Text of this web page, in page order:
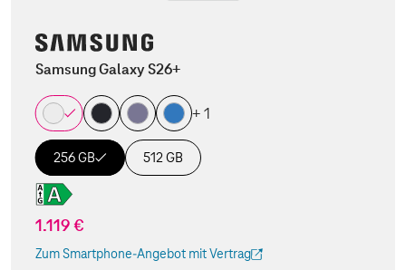
Samsung Galaxy S26+
+ 1
256 GB 512 GB
1.119 €
Zum Smartphone-Angebot mit Vertrag
(Der Link wird in einem neuen Tab geöffnet)